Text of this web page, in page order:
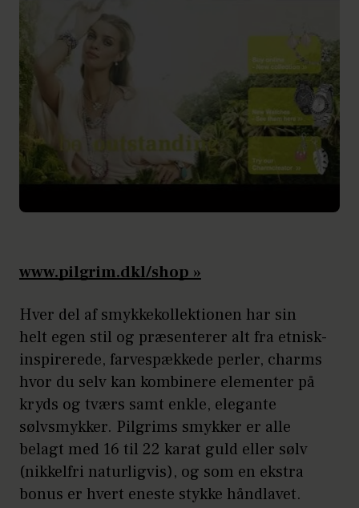
www.pilgrim.dkl/shop »
Hver del af smykkekollektionen har sin
helt egen stil og præsenterer alt fra etnisk-
inspirerede, farvespækkede perler, charms
hvor du selv kan kombinere elementer på
kryds og tværs samt enkle, elegante
sølvsmykker. Pilgrims smykker er alle
belagt med 16 til 22 karat guld eller sølv
(nikkelfri naturligvis), og som en ekstra
bonus er hvert eneste stykke håndlavet.